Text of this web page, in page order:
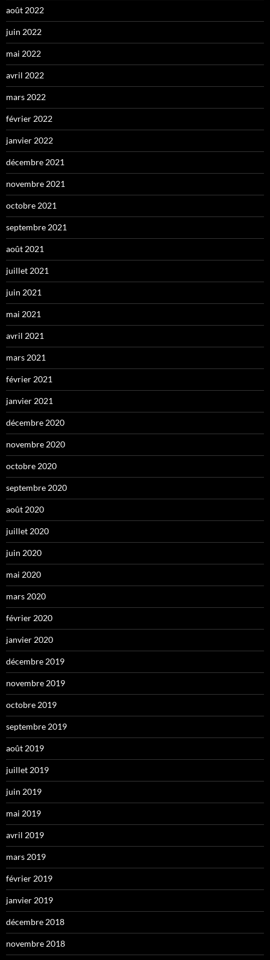
août 2022
juin 2022
mai 2022
avril 2022
mars 2022
février 2022
janvier 2022
décembre 2021
novembre 2021
octobre 2021
septembre 2021
août 2021
juillet 2021
juin 2021
mai 2021
avril 2021
mars 2021
février 2021
janvier 2021
décembre 2020
novembre 2020
octobre 2020
septembre 2020
août 2020
juillet 2020
juin 2020
mai 2020
mars 2020
février 2020
janvier 2020
décembre 2019
novembre 2019
octobre 2019
septembre 2019
août 2019
juillet 2019
juin 2019
mai 2019
avril 2019
mars 2019
février 2019
janvier 2019
décembre 2018
novembre 2018